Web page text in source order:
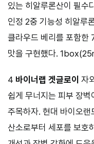
있는 히알루론산이 필수
인정 2중 기능성 히알루
클라우드 베리를 포함한
맛을 구현했다.
4 바이너랩 겟글로이 자
쉽게 무너지는 피부 장
주목하자. 현대 바이오랜
산소로부터 세포를 보호